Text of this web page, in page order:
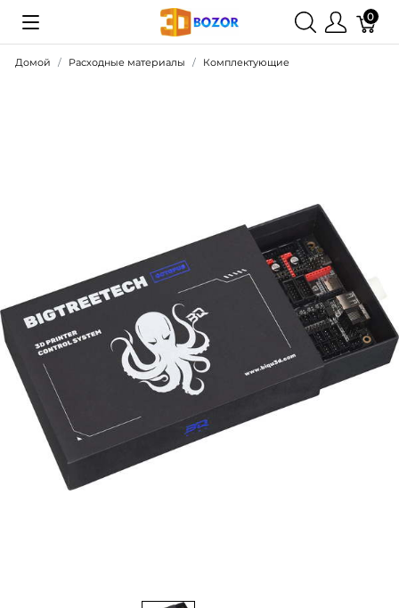
0
Домой Расходные материалы Комплектующие